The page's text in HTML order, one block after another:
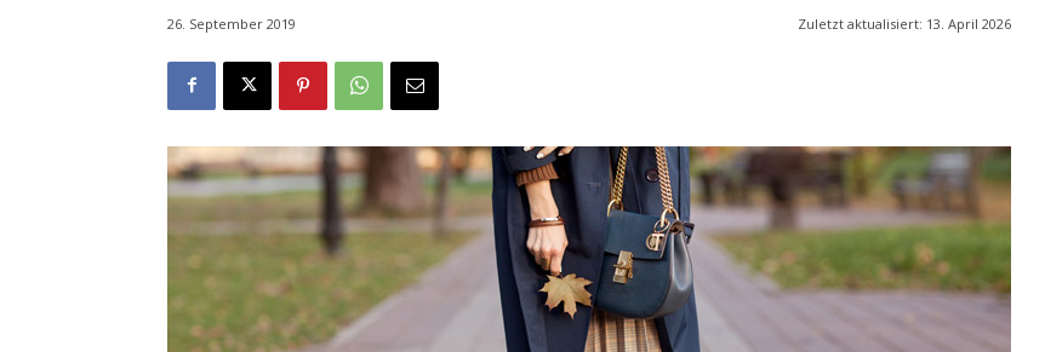
26. September 2019 Zuletzt aktualisiert: 13. April 2026